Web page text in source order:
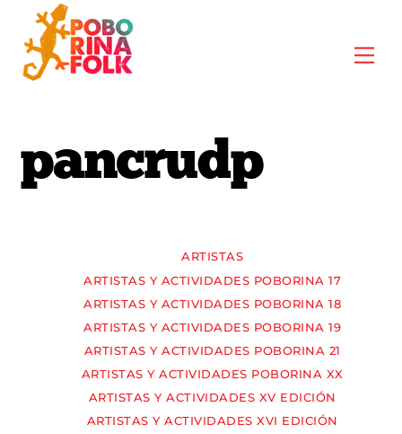
content
pancrudp
ARTISTAS
ARTISTAS Y ACTIVIDADES POBORINA 17
ARTISTAS Y ACTIVIDADES POBORINA 18
ARTISTAS Y ACTIVIDADES POBORINA 19
ARTISTAS Y ACTIVIDADES POBORINA 21
ARTISTAS Y ACTIVIDADES POBORINA XX
ARTISTAS Y ACTIVIDADES XV EDICIÓN
ARTISTAS Y ACTIVIDADES XVI EDICIÓN